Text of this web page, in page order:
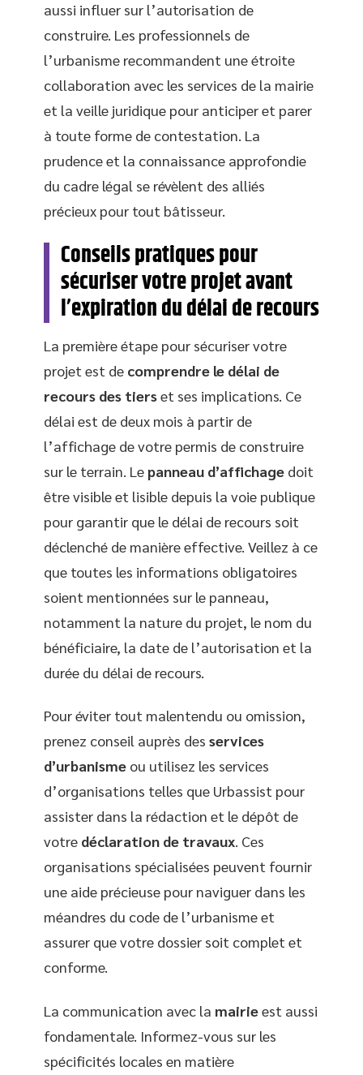
aussi influer sur l’autorisation de
construire. Les professionnels de
l’urbanisme recommandent une étroite
collaboration avec les services de la mairie
et la veille juridique pour anticiper et parer
à toute forme de contestation. La
prudence et la connaissance approfondie
du cadre légal se révèlent des alliés
précieux pour tout bâtisseur.
Conseils pratiques pour
sécuriser votre projet avant
l’expiration du délai de recours
La première étape pour sécuriser votre
projet est de comprendre le délai de
recours des tierset ses implications. Ce
délai est de deux mois à partir de
l’affichage de votre permis de construire
sur le terrain. Le panneau d’affichage doit
être visible et lisible depuis la voie publique
pour garantir que le délai de recours soit
déclenché de manière effective. Veillez à ce
que toutes les informations obligatoires
soient mentionnées sur le panneau,
notamment la nature du projet, le nom du
bénéficiaire, la date de l’autorisation et la
durée du délai de recours.
Pour éviter tout malentendu ou omission,
prenez conseil auprès des services
d’urbanisme ou utilisez les services
d’organisations telles que Urbassist pour
assister dans la rédaction et le dépôt de
votre déclaration de travaux. Ces
organisations spécialisées peuvent fournir
une aide précieuse pour naviguer dans les
méandres du code de l’urbanisme et
assurer que votre dossier soit complet et
conforme.
La communication avec la mairieest aussi
fondamentale. Informez-vous sur les
spécificités locales en matière